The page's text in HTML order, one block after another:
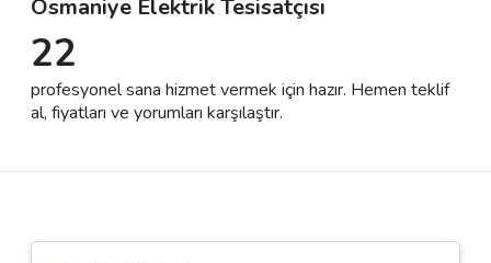
Destek
İletişim
Osmaniye Elektrik Tesisatçısı
22
profesyonel sana hizmet vermek için hazır. Hemen teklif
al, fiyatları ve yorumları karşılaştır.